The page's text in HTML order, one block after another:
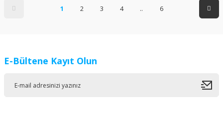
1 2 3 4 .. 6
E-Bültene Kayıt Olun